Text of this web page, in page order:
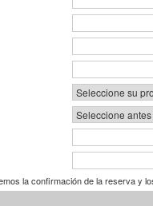
la confirmación de la reserva y